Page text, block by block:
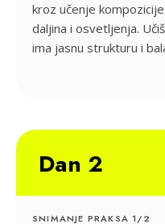
kroz učenje
daljina i osvetljenja.
ima jasnu strukturu i
Dan 2
SNIMANJE PRAKSA 1/2